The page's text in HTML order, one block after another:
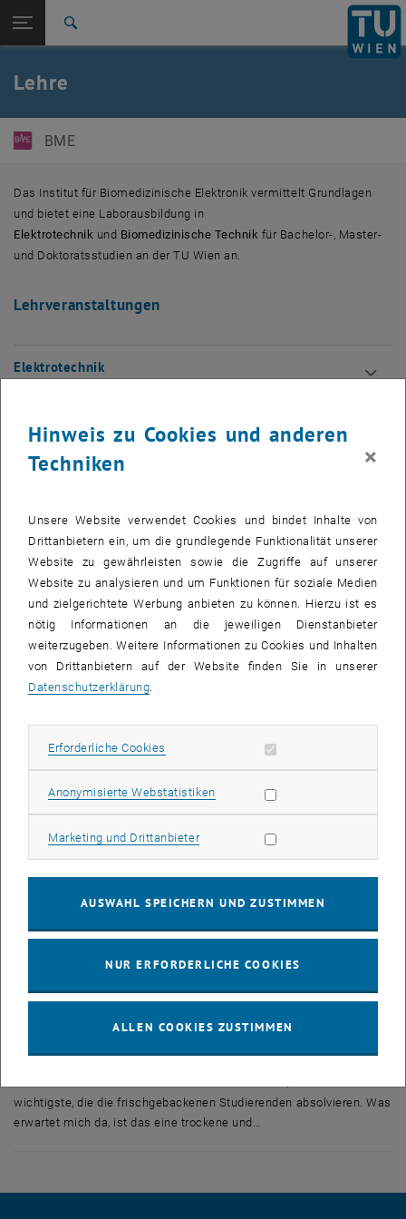
TU Login
Quicklinks
Quicklinks-Menü umschalten
Studium
Karriere
Zur 1. Menü Ebene
E363-Institut für Biomedizinische Elektronik
Lehre
Lehre
BME
Das Institut für Biomedizinische Elektronik vermittelt Grundlagen
und bietet eine Laborausbildung in
Elektrotechnik und Biomedizinische Technik für Bachelor-, Master-
und Doktoratsstudien an der TU Wien an.
Lehrveranstaltungen
Elektrotechnik
Praktische Ausbildung in Biosensorik, biomedizinischer
Lehrveranstaltungen angeboten.
Themen für Bachelor- und Masterarbeiten im Bereich der
Biomedizinischen Technik werden auf Anfrage vergeben. Aufgrund
eines großen internationalen Netzwerks bieten wir auch
Verbundarbeiten an.
Der Studiendekan für Biomedizinische Technik,Prof. Eugenijus
Kaniusas , öffnet in einem neuen Fenster
, gehört dem Institut an.
Nach Aktivierung werden u. U. Daten an
Labor Elektrotechnik
wichtigste, die die frischgebackenen Studierenden absolvieren. Was
erwartet mich da, ist das eine trockene und…
Hinweis zu Cookies und anderen
Techniken
×
Unsere Website verwendet Cookies und bindet Inhalte von
Drittanbietern ein, um die grundlegende Funktionalität unserer
Website zu gewährleisten sowie die Zugriffe auf unserer
Website zu analysieren und um Funktionen für soziale Medien
und zielgerichtete Werbung anbieten zu können. Hierzu ist es
nötig Informationen an die jeweiligen Dienstanbieter
weiterzugeben. Weitere Informationen zu Cookies und Inhalten
von Drittanbietern auf der Website finden Sie in unserer
Datenschutzerklärung.
Erforderliche Cookies Erforderliche Cookies zulassen
Anonymisierte WebstatistikenStatistik Cookies zulassen
Marketing und DrittanbieterMarketing Cookies zulassen
AUSWAHL SPEICHERN UND ZUSTIMMEN
NUR ERFORDERLICHE COOKIES
ALLEN COOKIES ZUSTIMMEN